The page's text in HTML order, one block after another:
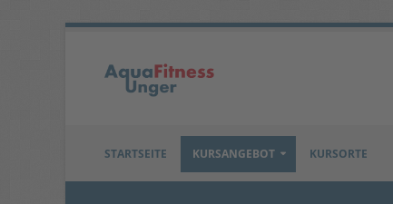
STARTSEITE KURSANGEBOT KURSORTE